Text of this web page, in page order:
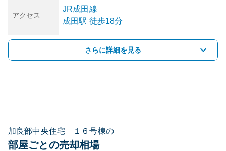
アクセス
JR成田線
成田駅 徒歩18分
さらに詳細を見る
加良部中央住宅 １６号棟の
部屋ごとの売却相場